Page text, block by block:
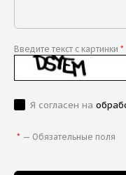
Введите текст с картинки *
Я согласен на
* — Обязательные поля